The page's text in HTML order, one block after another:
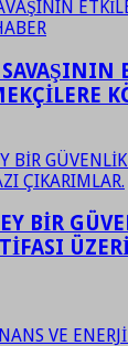
SAVAŞININ
BİR